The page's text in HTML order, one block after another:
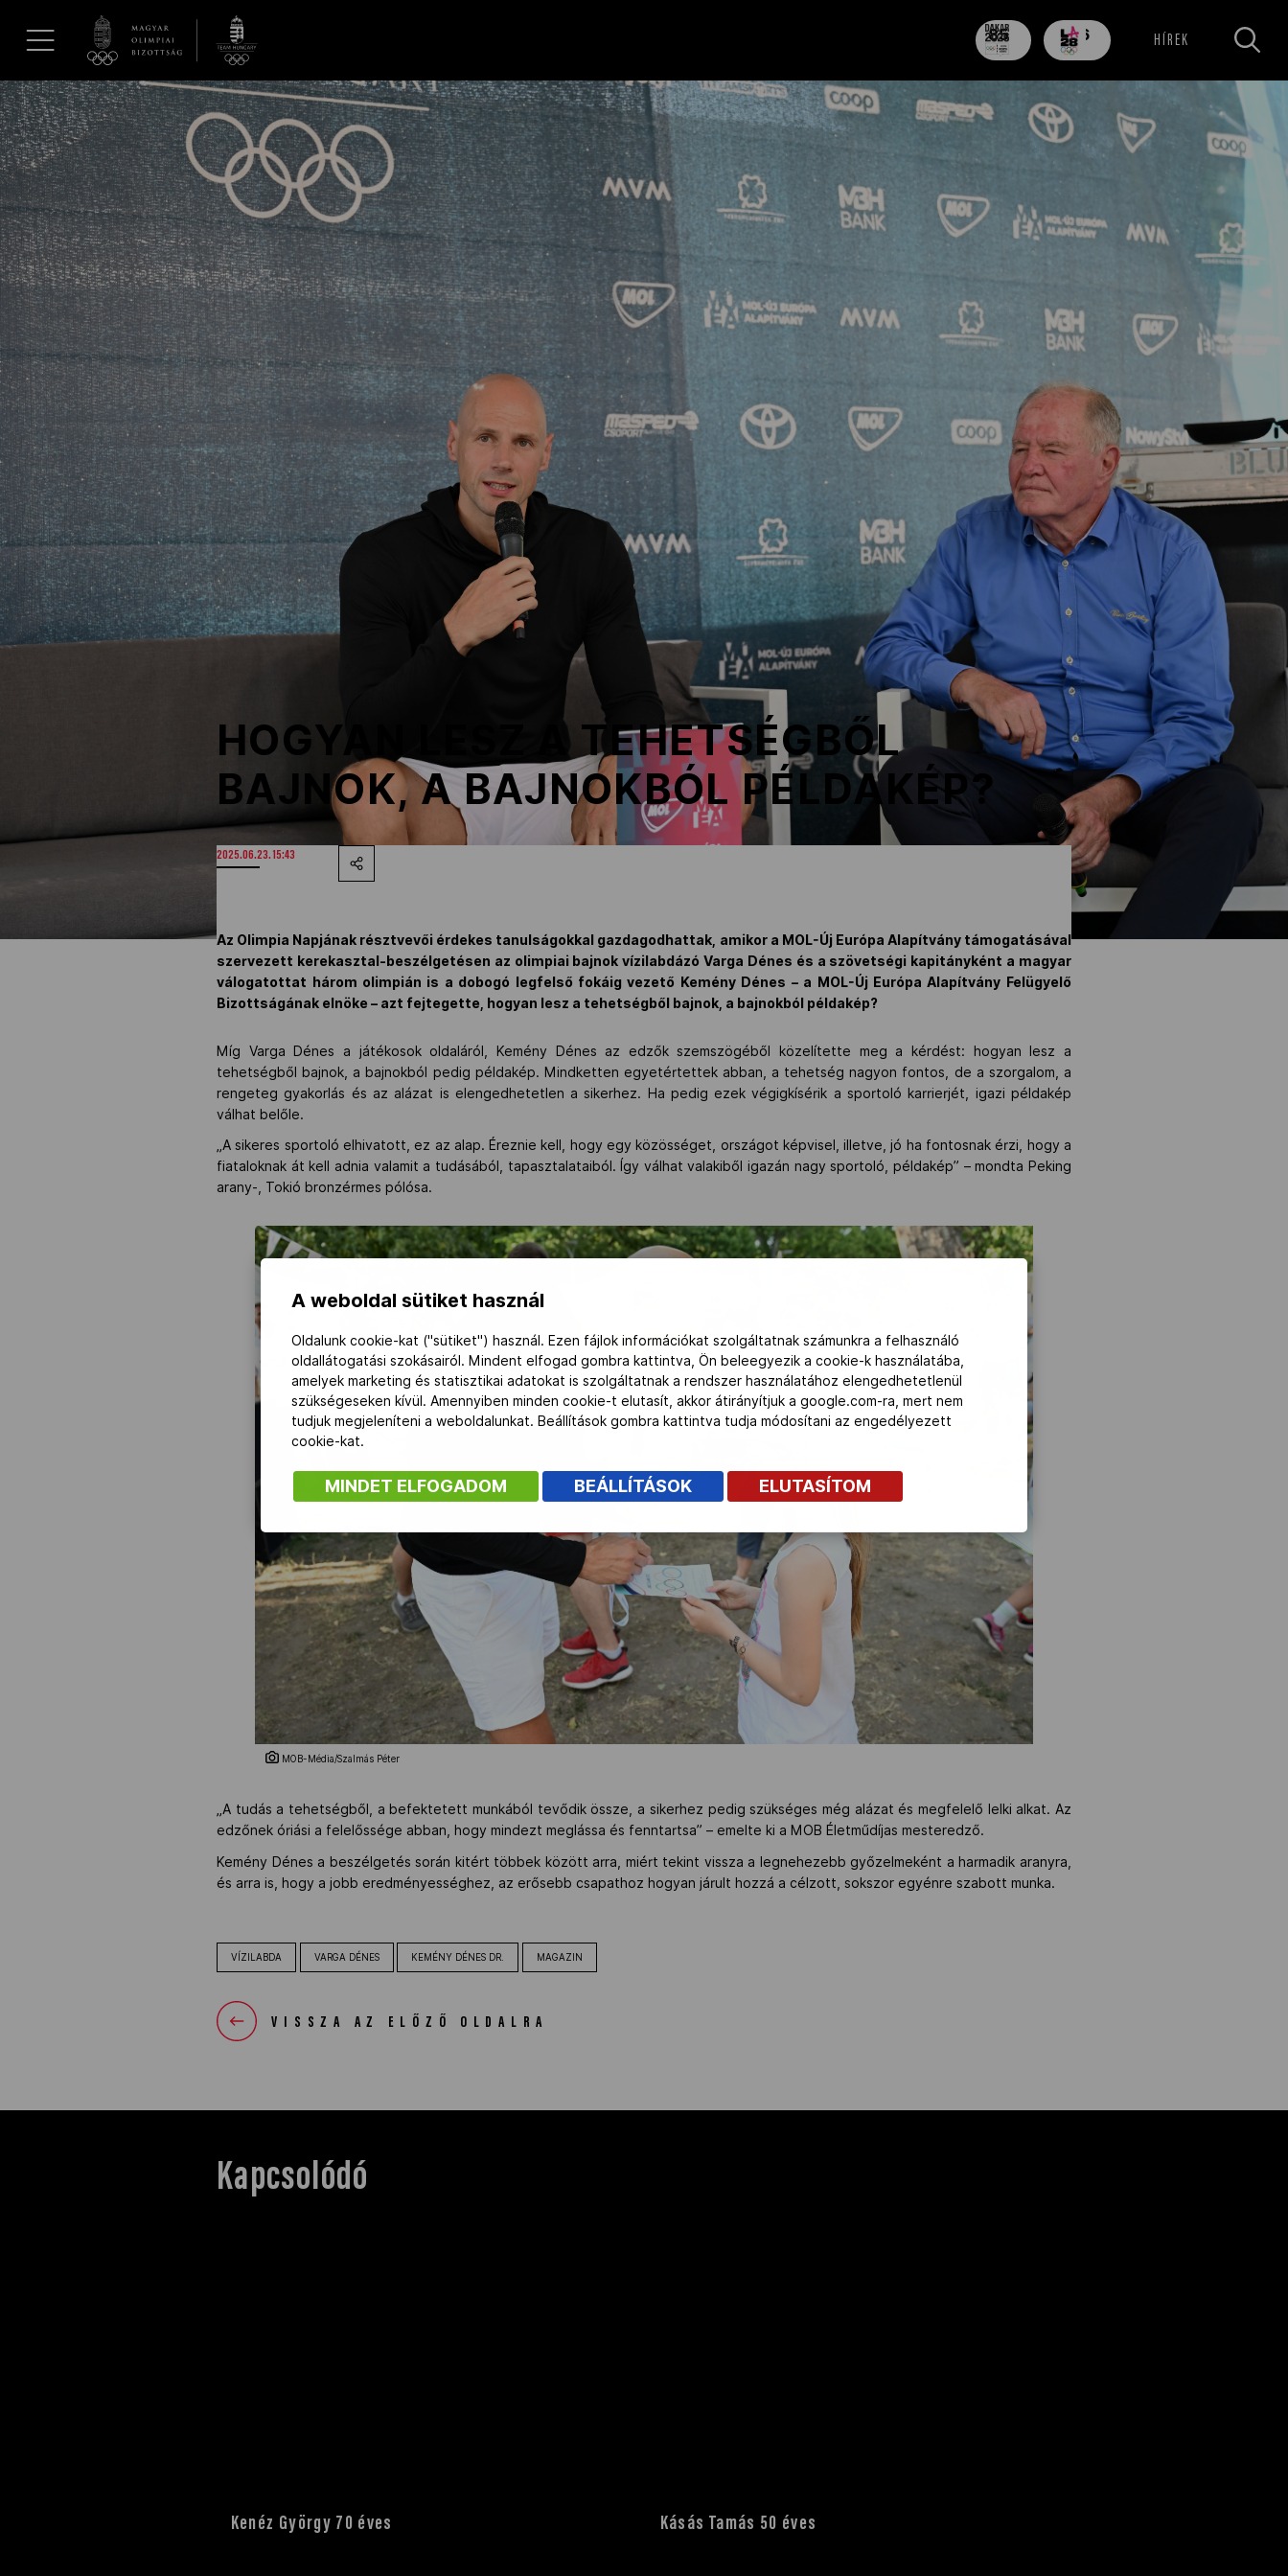
Hírek
Galéria
Dakar 2026
Los Angeles 2028
MOB
Kettőskarrier-program
NOB
Társszervezetek
OVEP
85
nap
706
nap HÍREK
HOGYAN LESZ A TEHETSÉGBŐL
BAJNOK, A BAJNOKBÓL PÉLDAKÉP?
2025.06.23. 15:43
Az Olimpia Napjának résztvevői érdekes tanulságokkal gazdagodhattak, amikor a MOL-Új Európa Alapítvány támogatásával
szervezett kerekasztal-beszélgetésen az olimpiai bajnok vízilabdázó Varga Dénes és a szövetségi kapitányként a magyar
válogatottat három olimpián is a dobogó legfelső fokáig vezető Kemény Dénes – a MOL-Új Európa Alapítvány Felügyelő
Bizottságának elnöke – azt fejtegette, hogyan lesz a tehetségből bajnok, a bajnokból példakép?
Míg Varga Dénes a játékosok oldaláról, Kemény Dénes az edzők szemszögéből közelítette meg a kérdést: hogyan lesz a
tehetségből bajnok, a bajnokból pedig példakép. Mindketten egyetértettek abban, a tehetség nagyon fontos, de a szorgalom, a
rengeteg gyakorlás és az alázat is elengedhetetlen a sikerhez. Ha pedig ezek végigkísérik a sportoló karrierjét, igazi példakép
válhat belőle.
„A sikeres sportoló elhivatott, ez az alap. Éreznie kell, hogy egy közösséget, országot képvisel, illetve, jó ha fontosnak érzi, hogy a
fiataloknak át kell adnia valamit a tudásából, tapasztalataiból. Így válhat valakiből igazán nagy sportoló, példakép” – mondta Peking
arany-, Tokió bronzérmes pólósa.
MOB-Média/Szalmás Péter
„A tudás a tehetségből, a befektetett munkából tevődik össze, a sikerhez pedig szükséges még alázat és megfelelő lelki alkat. Az
edzőnek óriási a felelőssége abban, hogy mindezt meglássa és fenntartsa” – emelte ki a MOB Életműdíjas mesteredző.
Kemény Dénes a beszélgetés során kitért többek között arra, miért tekint vissza a legnehezebb győzelmeként a harmadik aranyra,
és arra is, hogy a jobb eredményességhez, az erősebb csapathoz hogyan járult hozzá a célzott, sokszor egyénre szabott munka.
VÍZILABDA VARGA DÉNES KEMÉNY DÉNES DR. MAGAZIN
VISSZA AZ ELŐZŐ OLDALRA
Kapcsolódó
Kenéz György 70 éves Kásás Tamás 50 éves
A weboldal sütiket használ
Oldalunk cookie-kat ("sütiket") használ. Ezen fájlok információkat szolgáltatnak számunkra a felhasználó
oldallátogatási szokásairól. Mindent elfogad gombra kattintva, Ön beleegyezik a cookie-k használatába,
amelyek marketing és statisztikai adatokat is szolgáltatnak a rendszer használatához elengedhetetlenül
szükségeseken kívül. Amennyiben minden cookie-t elutasít, akkor átirányítjuk a google.com-ra, mert nem
tudjuk megjeleníteni a weboldalunkat. Beállítások gombra kattintva tudja módosítani az engedélyezett
cookie-kat.
MINDET ELFOGADOM BEÁLLÍTÁSOK ELUTASÍTOM